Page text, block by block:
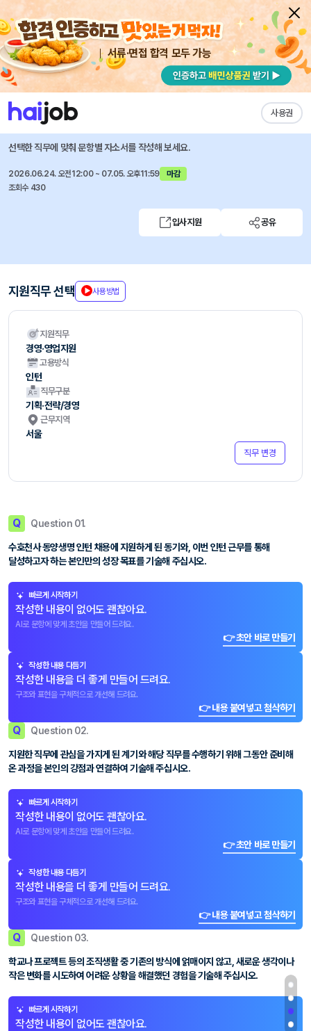
서류·면접 합격 모두 가능
사용권
채용공고 자소서 자유항목 자소서 내 작성목록
동양생명보험 즐겨찾기
2026년 채용연계형 인턴 모집
선택한 직무에 맞춰 문항별 자소서를 작성해 보세요.
2026.06.24. 오전12:00 ~ 07.05. 오후11:59
마감
조회수 430
입사지원 공유
지원직무 선택 사용방법
지원직무
경영·영업지원
고용방식
인턴
직무구분
기획·전략/경영
근무지역
서울
직무 변경
Q Question 01.
수호천사 동양생명 인턴 채용에 지원하게 된 동기와, 이번 인턴 근무를 통해
달성하고자 하는 본인만의 성장 목표를 기술해 주십시오.
빠르게 시작하기
작성한 내용이 없어도 괜찮아요.
AI로 문항에 맞게 초안을 만들어 드려요.
👉 초안 바로 만들기
작성한 내용 다듬기
작성한 내용을 더 좋게 만들어 드려요.
구조와 표현을 구체적으로 개선해 드려요.
👉 내용 붙여넣고 첨삭하기
Q Question 02.
지원한 직무에 관심을 가지게 된 계기와 해당 직무를 수행하기 위해 그동안 준비해
온 과정을 본인의 강점과 연결하여 기술해 주십시오.
빠르게 시작하기
작성한 내용이 없어도 괜찮아요.
AI로 문항에 맞게 초안을 만들어 드려요.
👉 초안 바로 만들기
작성한 내용 다듬기
작성한 내용을 더 좋게 만들어 드려요.
구조와 표현을 구체적으로 개선해 드려요.
👉 내용 붙여넣고 첨삭하기
Q Question 03.
학교나 프로젝트 등의 조직생활 중 기존의 방식에 얽매이지 않고, 새로운 생각이나
작은 변화를 시도하여 어려운 상황을 해결했던 경험을 기술해 주십시오.
빠르게 시작하기
작성한 내용이 없어도 괜찮아요.